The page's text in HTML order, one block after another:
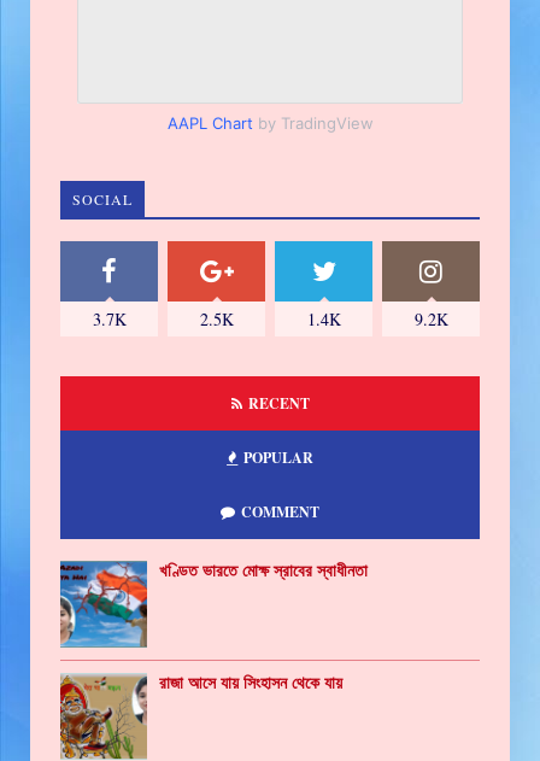
AAPL Chart by TradingView
SOCIAL
3.7K 2.5K 1.4K 9.2K
RECENT
POPULAR
COMMENT
খণ্ডিত ভারতে মোক্ষ স্রাবের স্বাধীনতা
রাজা আসে যায় সিংহাসন থেকে যায়